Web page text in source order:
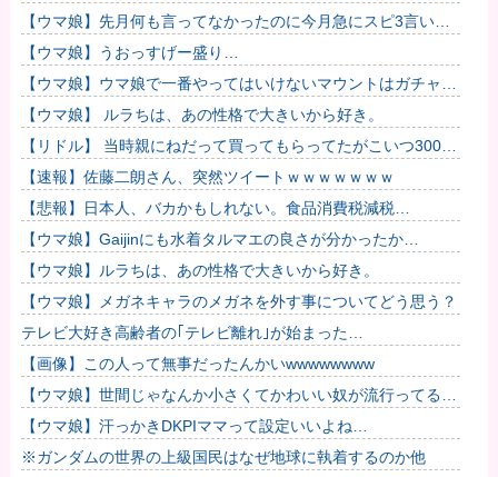
実る…♡」
【ウマ娘】先月何も言ってなかったのに今月急にスピ3言い出
したのが怪しいよな。
【ウマ娘】うおっすげー盛り…
【ウマ娘】ウマ娘で一番やってはいけないマウントはガチャで
も育成でもグッズでもなく、これ。
【ウマ娘】 ルラちは、あの性格で大きいから好き。
【リドル】 当時親にねだって買ってもらってたがこいつ3000
円だったのか
【速報】佐藤二朗さん、突然ツイートｗｗｗｗｗｗｗ
【悲報】日本人、バカかもしれない。食品消費税減税
（8%→1%）に93.2%が賛成してしまう
【ウマ娘】Gaijinにも水着タルマエの良さが分かったか…
【ウマ娘】ルラちは、あの性格で大きいから好き。
【ウマ娘】メガネキャラのメガネを外す事についてどう思う？
テレビ大好き高齢者の｢テレビ離れ｣が始まった…
【画像】この人って無事だったんかいwwwwwwww
【ウマ娘】世間じゃなんか小さくてかわいい奴が流行ってるら
しいな？
【ウマ娘】汗っかきDKPIママって設定いいよね…
※ガンダムの世界の上級国民はなぜ地球に執着するのか他